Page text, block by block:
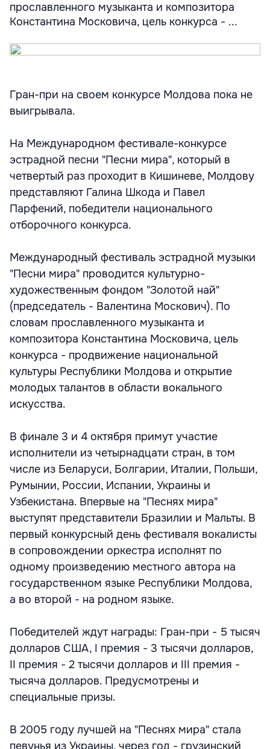
прославленного музыканта и композитора
Константина Московича, цель конкурса - ...
Гран-при на своем конкурсе Молдова пока не
выигрывала.
На Международном фестивале-конкурсе
эстрадной песни "Песни мира", который в
четвертый раз проходит в Кишиневе, Молдову
представляют Галина Шкода и Павел
Парфений, победители национального
отборочного конкурса.
Международный фестиваль эстрадной музыки
"Песни мира" проводится культурно-
художественным фондом "Золотой най"
(председатель - Валентина Москович). По
словам прославленного музыканта и
композитора Константина Московича, цель
конкурса - продвижение национальной
культуры Республики Молдова и открытие
молодых талантов в области вокального
искусства.
В финале 3 и 4 октября примут участие
исполнители из четырнадцати стран, в том
числе из Беларуси, Болгарии, Италии, Польши,
Румынии, России, Испании, Украины и
Узбекистана. Впервые на "Песнях мира"
выступят представители Бразилии и Мальты. В
первый конкурсный день фестиваля вокалисты
в сопровождении оркестра исполнят по
одному произведению местного автора на
государственном языке Республики Молдова,
а во второй - на родном языке.
Победителей ждут награды: Гран-при - 5 тысяч
долларов США, I премия - 3 тысячи долларов,
II премия - 2 тысячи долларов и III премия -
тысяча долларов. Предусмотрены и
специальные призы.
В 2005 году лучшей на "Песнях мира" стала
певунья из Украины, через год - грузинский